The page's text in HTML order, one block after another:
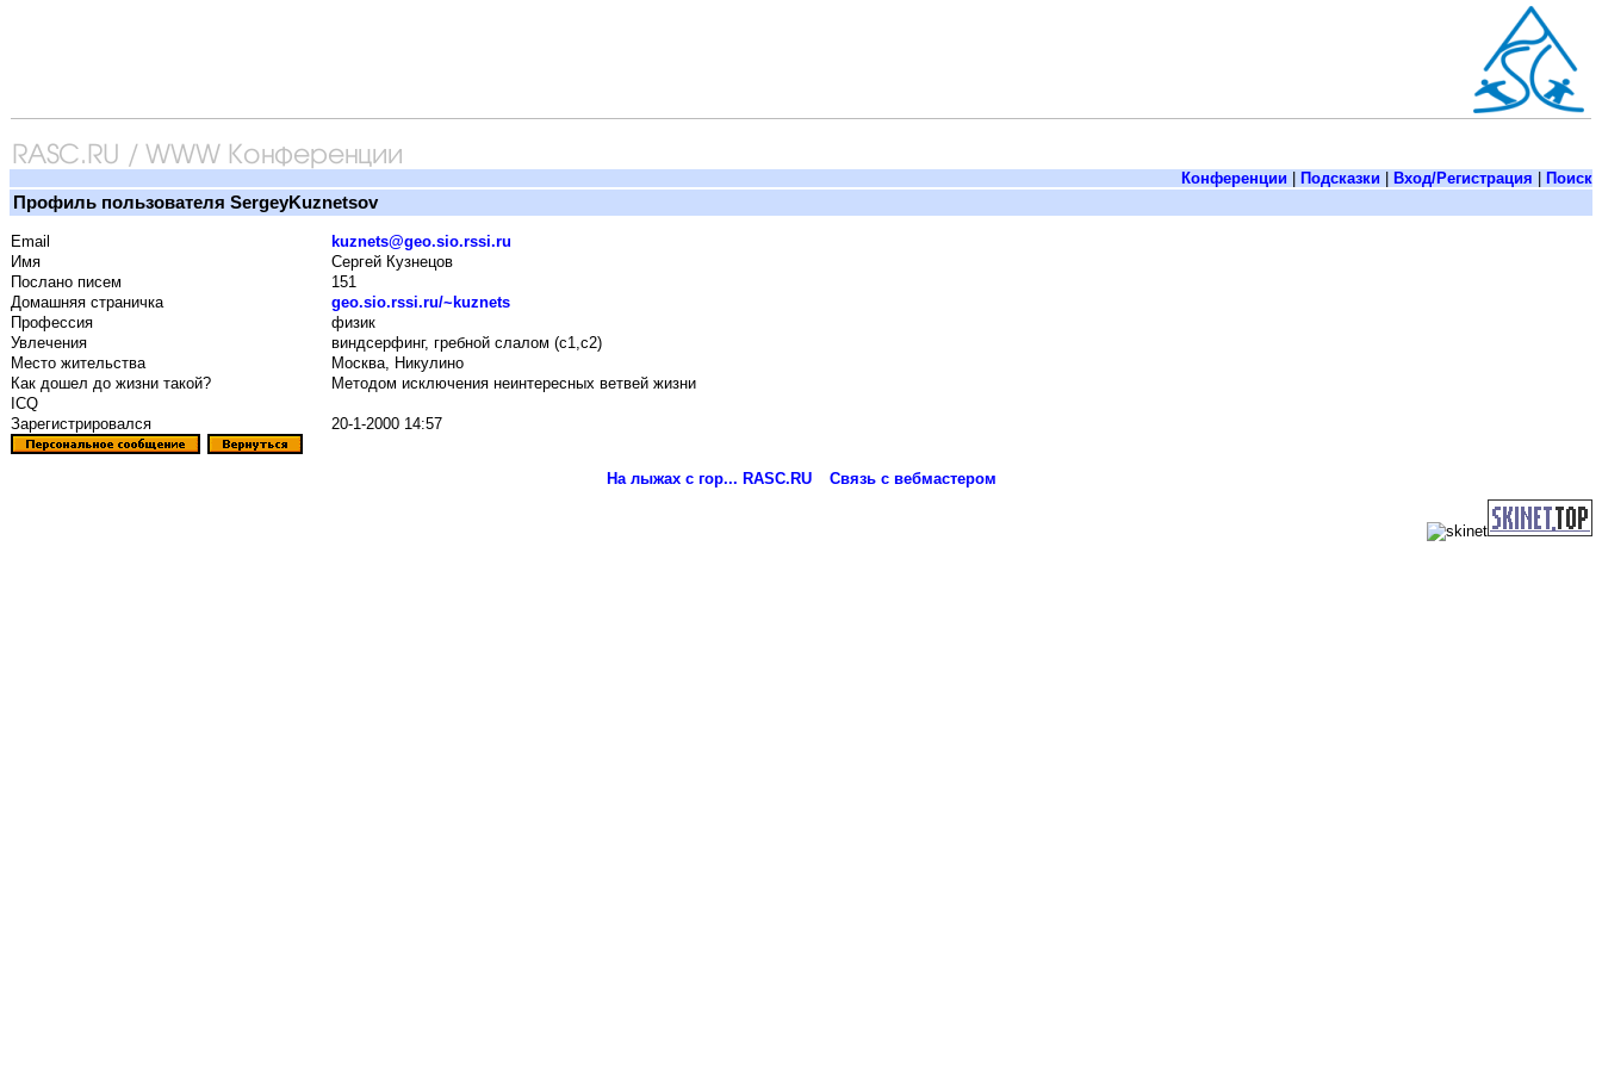
Конференции Подсказки Вход/Регистрация Поиск
Профиль пользователя SergeyKuznetsov
Email
kuznets@geo.sio.rssi.ru
Имя
Сергей Кузнецов
Послано писем
151
Домашняя страничка
geo.sio.rssi.ru/~kuznets
Профессия
физик
Увлечения
виндсерфинг, гребной слалом (с1,с2)
Место жительства
Москва, Никулино
Как дошел до жизни такой?
Методом исключения неинтересных ветвей жизни
ICQ
Зарегистрировался
20-1-2000 14:57
На лыжах с гор... RASC.RU Связь с вебмастером